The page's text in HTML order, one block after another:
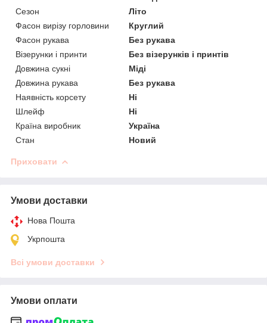
Сезон
Літо
Фасон вирізу горловини
Круглий
Фасон рукава
Без рукава
Візерунки і принти
Без візерунків і принтів
Довжина сукні
Міді
Довжина рукава
Без рукава
Наявність корсету
Ні
Шлейф
Ні
Країна виробник
Україна
Стан
Новий
Приховати
Умови доставки
Нова Пошта
Укрпошта
Всі умови доставки
Умови оплати